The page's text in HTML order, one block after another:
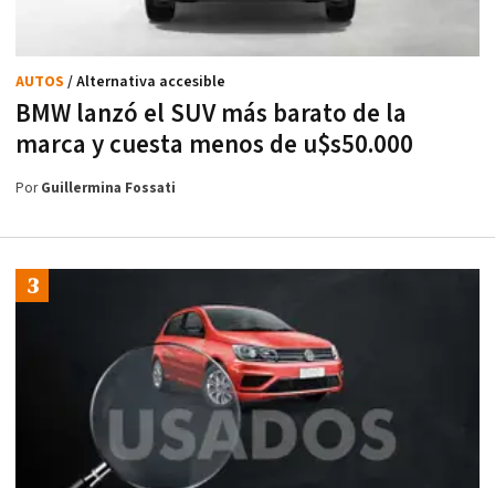
BMW lanzó el SUV más barato de la
marca y cuesta menos de u$s50.000
AUTOS / Alternativa accesible
PorGuillermina Fossati